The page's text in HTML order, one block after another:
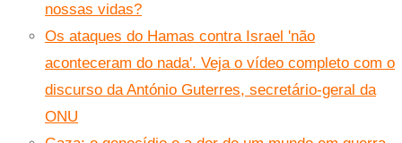
nossas vidas?
Os ataques do Hamas contra Israel 'não
aconteceram do nada'. Veja o vídeo completo com o
discurso da António Guterres, secretário-geral da
ONU